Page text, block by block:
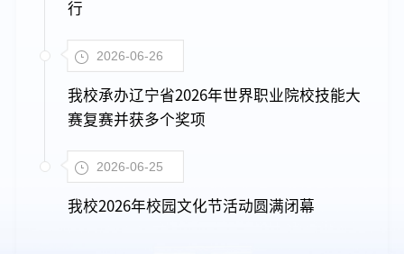
行
2026-06-26
我校承办辽宁省2026年世界职业院校技能大
赛复赛并获多个奖项
2026-06-25
我校2026年校园文化节活动圆满闭幕